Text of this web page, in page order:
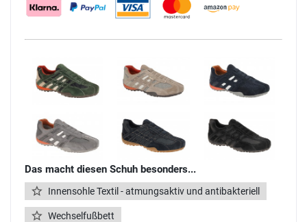
Das macht diesen Schuh besonders...
Innensohle Textil - atmungsaktiv und antibakteriell
Wechselfußbett